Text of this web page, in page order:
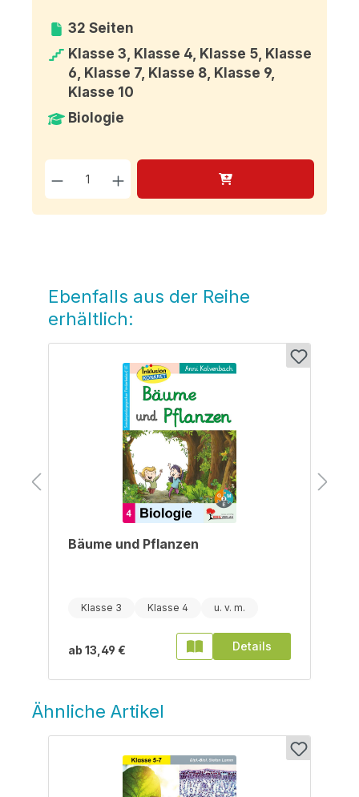
32 Seiten
Klasse 3, Klasse 4, Klasse 5, Klasse
6, Klasse 7, Klasse 8, Klasse 9,
Klasse 10
Biologie
Produkt Anzahl: Gib den
Produktgalerie überspringen
Ebenfalls aus der Reihe
erhältlich:
Bäume und Pflanzen
Klasse 3 Klasse 4
ab 13,49 € Details
Ähnliche Artikel